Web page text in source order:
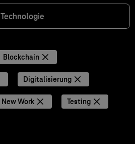
Technologie
Blockchain
Digitalisierung
New Work Testing